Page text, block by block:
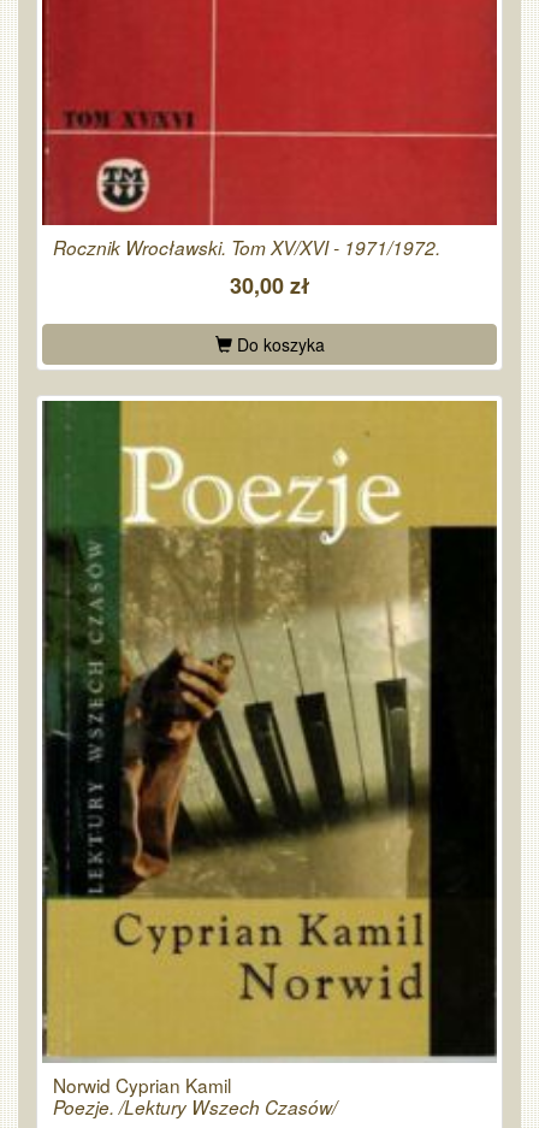
Rocznik Wrocławski. Tom XV/XVI - 1971/1972.
30,00 zł
Do koszyka
Norwid Cyprian Kamil
Poezje. /Lektury Wszech Czasów/